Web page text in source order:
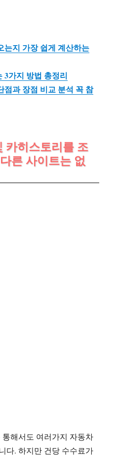
는지 가장 쉽게 계산하는
3가지 방법 총정리
점과 장점 비교 분석 꼭 참
카히스토리를 조
른 사이트는 없
통해서도 여러가지 자동차
다. 하지만 건당 수수료가